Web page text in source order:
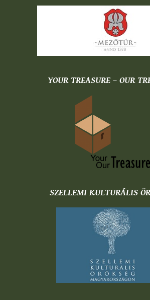
YOUR TREASURE – OUR
SZELLEMI KULTURÁLIS